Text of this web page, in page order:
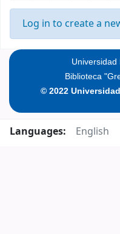
Log in to create a
Universidad
Biblioteca
© 2022
Languages: English